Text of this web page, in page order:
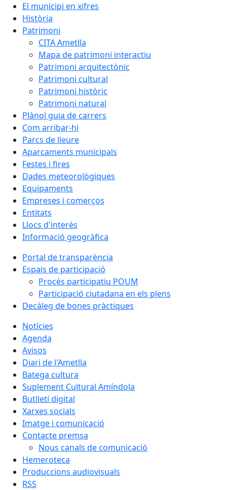
El municipi en xifres
Història
Patrimoni
CITA Ametlla
Mapa de patrimoni interactiu
Patrimoni arquitectònic
Patrimoni cultural
Patrimoni històric
Patrimoni natural
Plànol guia de carrers
Com arribar-hi
Parcs de lleure
Aparcaments municipals
Festes i fires
Dades meteorològiques
Equipaments
Empreses i comerços
Entitats
Llocs d'interès
Informació geogràfica
Portal de transparència
Espais de participació
Procés participatiu POUM
Participació ciutadana en els plens
Decàleg de bones pràctiques
Notícies
Agenda
Avisos
Diari de l'Ametlla
Batega cultura
Suplement Cultural Amíndola
Butlletí digital
Xarxes socials
Imatge i comunicació
Contacte premsa
Nous canals de comunicació
Hemeroteca
Produccions audiovisuals
RSS